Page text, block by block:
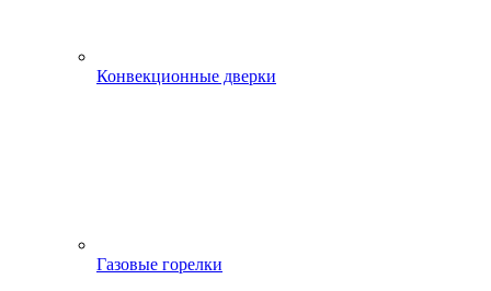
Конвекционные дверки
Газовые горелки